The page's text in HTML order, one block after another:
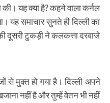
की। यह क्या है? कहने वाला कर्नल
यह समाचार सुनते ही दिल्ली का
दूसरी टुकड़ी ने कलकत्ता दरवाजे
से मुक्त हो गया है। दिल्ली अपने
नहीं है और तुम्हें वेतन भी नहीं